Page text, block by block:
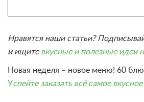
Нравятся наши статьи?
и ищите вкусные и полезные идеи
Новая неделя – новое меню! 60
Успейте заказать всё самое